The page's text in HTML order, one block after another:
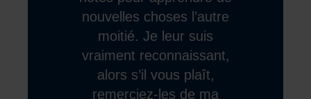
nouvelles choses l’autre
moitié. Je leur suis
vraiment reconnaissant,
alors s’il vous plaît,
remerciez-les de ma